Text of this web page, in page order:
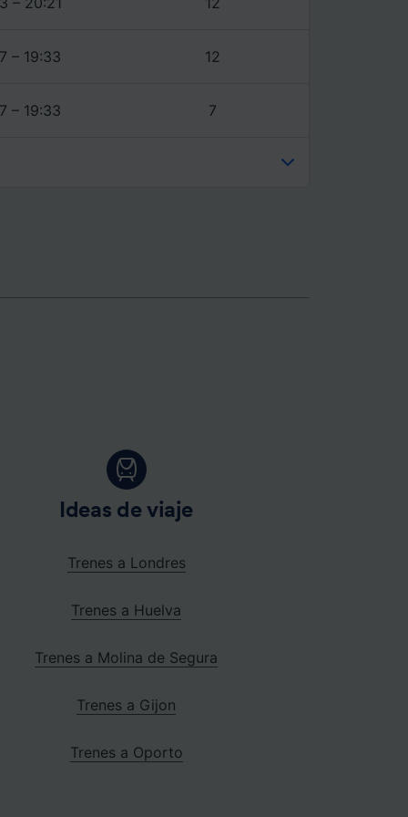
– 19:33 12
– 19:33 7
Ideas de viaje
Trenes a Londres
Trenes a Huelva
Trenes a Molina de Segura
Trenes a Gijon
Trenes a Oporto